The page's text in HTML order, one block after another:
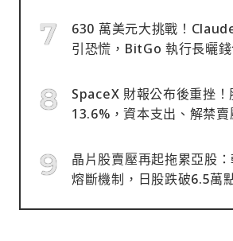
630 萬美元大挑戰！
引恐慌，BitGo 執行長曬
SpaceX 財報公布後重挫
13.6%，資本支出、解禁
晶片股賣壓再起拖累亞股
熔斷機制，日股跌破6.5萬